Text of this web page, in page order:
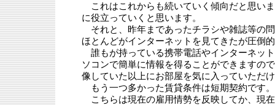
これはこれからも続いていく傾向だと思い
に役立っていくと思います。
それと、昨年まであったチラシや雑誌等の
ほとんどがインターネットを見てきたが圧倒
誰もが持っている携帯電話やインターネッ
ソコンで簡単に情報を得ることができますの
像していた以上にお部屋を気に入っていただ
もう一つ多かった賃貸条件は短期契約です。
こちらは現在の雇用情勢を反映してか、現